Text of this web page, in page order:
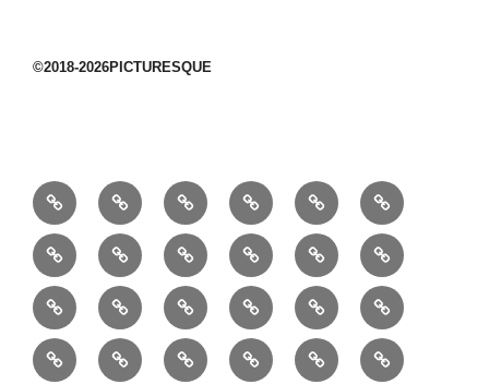
©2018-2026PICTURESQUE
1/10：
材
料
10/10：
ジ
ュ
エ
リ
ー
2/10：
製
作
3/10：
は
ぎ
れ
4/10：
Ｈ
Ｍ
Ｂ
教
室
5/10：
事
業
6/10：
読
書
7/10：
食・
健
康
8/10：
リ
フ
ォ
ー
9/10：
コ
ー
デ
creema
で
販
売
中
①
入
園
バ
ッ
②
半
月
③
巾
着
④
巾
着
⑤
巾
着
⑥
小
動
⑦
リ
ュ
⑧
メ
⑨
ミ
⑩
マ
⑪
マ
⑫
ポ
⑬
ボ